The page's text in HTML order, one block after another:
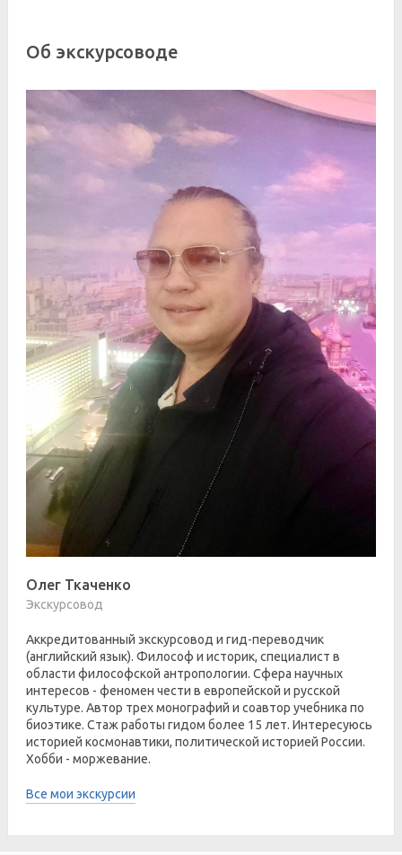
Об экскурсоводе
Олег Ткаченко
Экскурсовод
Аккредитованный экскурсовод и гид-переводчик
(английский язык). Философ и историк, специалист в
области философской антропологии. Сфера научных
интересов - феномен чести в европейской и русской
культуре. Автор трех монографий и соавтор учебника по
биоэтике. Стаж работы гидом более 15 лет. Интересуюсь
историей космонавтики, политической историей России.
Хобби - моржевание.
Все мои экскурсии